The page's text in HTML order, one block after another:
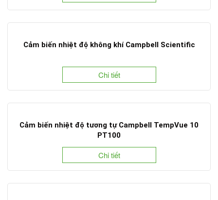
Cảm biến nhiệt độ không khí Campbell Scientific
Chi tiết
Cảm biến nhiệt độ tương tự Campbell TempVue 10
PT100
Chi tiết